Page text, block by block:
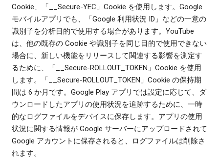
Cookie、「__Secure-YEC」Cookie を使用します。Google
モバイルアプリでも、「Google 利用状況 ID」などの一意の
識別子を分析目的で使用する場合があります。YouTube
は、他の既存の Cookie や識別子を同じ目的で使用できない
場合に、新しい機能をリリースして関連する影響を測定す
るために、「__Secure-ROLLOUT_TOKEN」Cookie を使用
します。「__Secure-ROLLOUT_TOKEN」Cookie の保持期
間は 6 か月です。Google Play アプリでは設定に応じて、ダ
ウンロードしたアプリの使用状況を追跡するために、一時
的なログファイルをデバイスに保存します。アプリの使用
状況に関する情報が Google サーバーにアップロードされて
Google アカウントに保存されると、ログファイルは削除さ
れます。